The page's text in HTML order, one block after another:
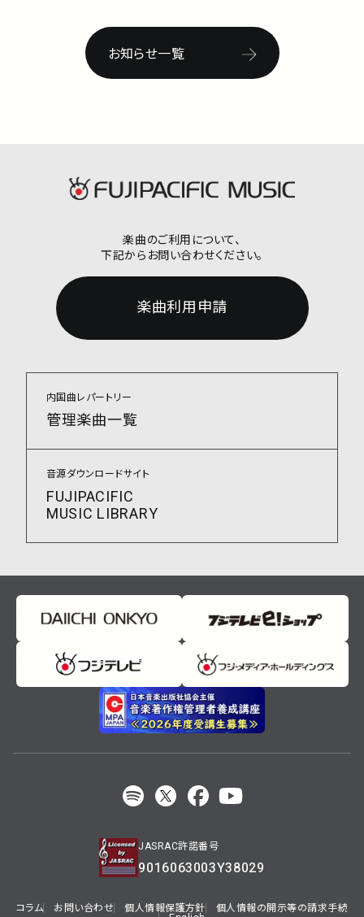
お知らせ一覧
楽曲のご利用について、
下記からお問い合わせください。
楽曲利用申請
内国曲レパートリー
管理楽曲一覧
音源ダウンロードサイト
FUJIPACIFIC
MUSIC LIBRARY
JASRAC許諾番号
9016063003Y38029
コラム お問い合わせ 個人情報保護方針 個人情報の開示等の請求手続